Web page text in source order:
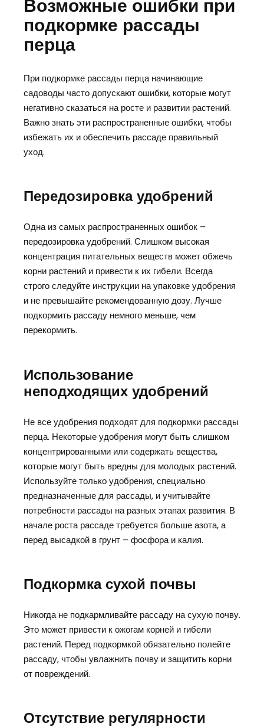
Возможные ошибки при
подкормке рассады
перца
При подкормке рассады перца начинающие
садоводы часто допускают ошибки, которые могут
негативно сказаться на росте и развитии растений.
Важно знать эти распространенные ошибки, чтобы
избежать их и обеспечить рассаде правильный
уход.
Передозировка удобрений
Одна из самых распространенных ошибок –
передозировка удобрений. Слишком высокая
концентрация питательных веществ может обжечь
корни растений и привести к их гибели. Всегда
строго следуйте инструкции на упаковке удобрения
и не превышайте рекомендованную дозу. Лучше
подкормить рассаду немного меньше, чем
перекормить.
Использование
неподходящих удобрений
Не все удобрения подходят для подкормки рассады
перца. Некоторые удобрения могут быть слишком
концентрированными или содержать вещества,
которые могут быть вредны для молодых растений.
Используйте только удобрения, специально
предназначенные для рассады, и учитывайте
потребности рассады на разных этапах развития. В
начале роста рассаде требуется больше азота, а
перед высадкой в грунт – фосфора и калия.
Подкормка сухой почвы
Никогда не подкармливайте рассаду на сухую почву.
Это может привести к ожогам корней и гибели
растений. Перед подкормкой обязательно полейте
рассаду, чтобы увлажнить почву и защитить корни
от повреждений.
Отсутствие регулярности